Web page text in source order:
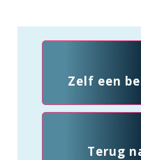
Zelf een
Terug